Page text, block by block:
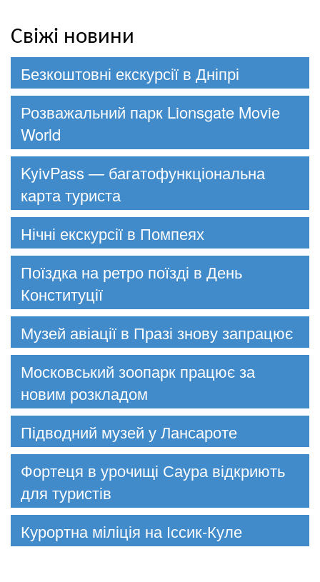
Свіжі новини
Безкоштовні екскурсії в Дніпрі
Розважальний парк Lionsgate Movie
World
KyivPass — багатофункціональна
карта туриста
Нічні екскурсії в Помпеях
Поїздка на ретро поїзді в День
Конституції
Музей авіації в Празі знову запрацює
Московський зоопарк працює за
новим розкладом
Підводний музей у Лансароте
Фортеця в урочищі Саура відкриють
для туристів
Курортна міліція на Іссик-Куле